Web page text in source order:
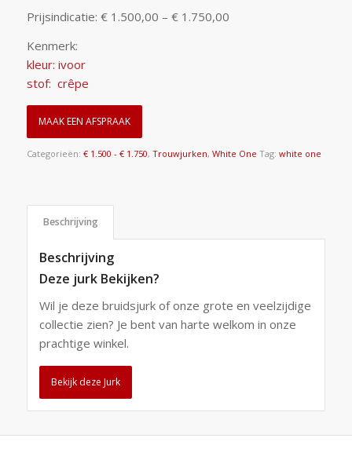
Prijsindicatie: € 1.500,00 – € 1.750,00
Kenmerk:
kleur: ivoor
stof: crêpe
MAAK EEN AFSPRAAK
Categorieën: € 1.500 - € 1.750, Trouwjurken, White One Tag: white one
Beschrijving
Beschrijving
Deze jurk Bekijken?
Wil je deze bruidsjurk of onze grote en veelzijdige
collectie zien? Je bent van harte welkom in onze
prachtige winkel.
Bekijk deze Jurk